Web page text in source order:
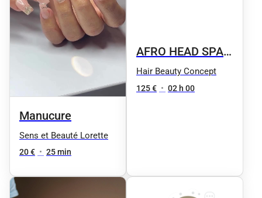
Manucure
Sens et Beauté Lorette
20 € • 25 min
AFRO HEAD SPA
DETOX LOCKS
Hair Beauty Concept
125 € • 02 h 00